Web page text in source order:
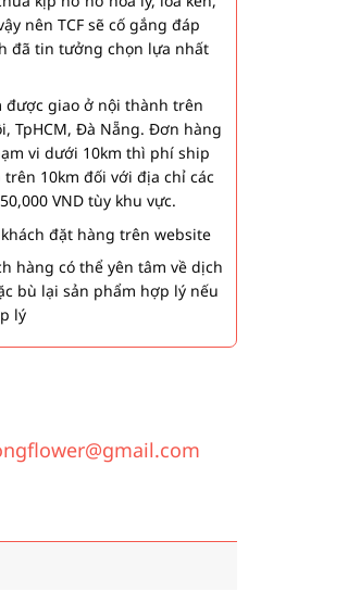
nên TCF sẽ cố gắng đáp
đã tin tưởng chọn lựa nhất
giao ở nội thành trên
TpHCM, Đà Nẵng. Đơn hàng
vi dưới 10km thì phí ship
trên 10km đối với địa chỉ các
VND tùy khu vực.
đặt hàng trên website
hàng có thể yên tâm về dịch
bù lại sản phẩm hợp lý nếu
lý